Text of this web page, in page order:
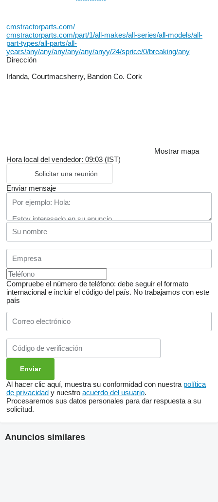
cmstractorparts.com/
cmstractorparts.com/part/1/all-makes/all-series/all-models/all-
part-types/all-parts/all-
years/any/any/any/any/any/anyy/24/sprice/0/breaking/any
Dirección
Irlanda, Courtmacsherry, Bandon Co. Cork
Mostrar mapa
Hora local del vendedor: 09:03 (IST)
Solicitar una reunión
Enviar mensaje
Compruebe el número de teléfono: debe seguir el formato
internacional e incluir el código del país. No trabajamos con este
país
Al hacer clic aquí, muestra su conformidad con nuestra política
de privacidad y nuestro acuerdo del usuario.
Procesaremos sus datos personales para dar respuesta a su
solicitud.
Anuncios similares